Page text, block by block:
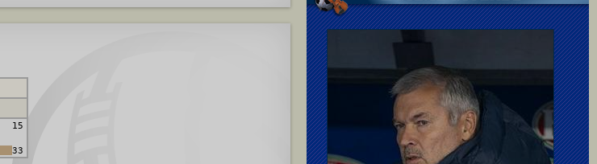
15
33